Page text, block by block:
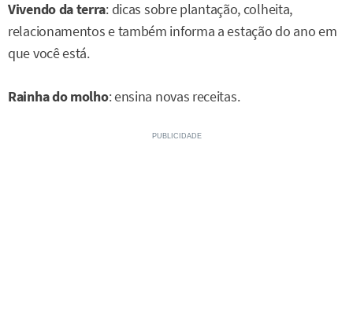
Vivendo da terra: dicas sobre plantação, colheita,
relacionamentos e também informa a estação do ano em
que você está.
Rainha do molho: ensina novas receitas.